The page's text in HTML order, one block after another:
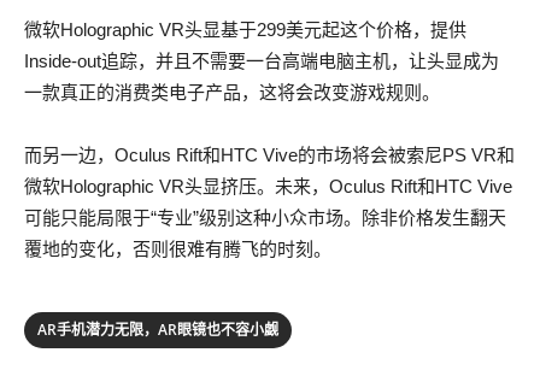
微软Holographic VR头显基于299美元起这个价格，提供
Inside-out追踪，并且不需要一台高端电脑主机，让头显成为
一款真正的消费类电子产品，这将会改变游戏规则。
而另一边，Oculus Rift和HTC Vive的市场将会被索尼PS VR和
微软Holographic VR头显挤压。未来，Oculus Rift和HTC Vive
可能只能局限于“专业”级别这种小众市场。除非价格发生翻天
覆地的变化，否则很难有腾飞的时刻。
AR手机潜力无限，AR眼镜也不容小觑